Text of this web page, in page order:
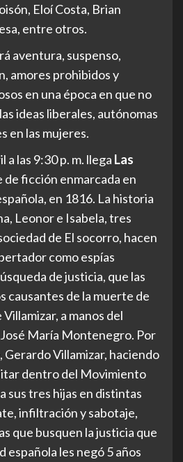
Eloí Costa, Brian
entre otros.
aventura, suspenso,
amores prohibidos y
en una época en que no
ideas liberales, autónomas
en las mujeres.
a las 9:30 p. m. llega Las
de ficción enmarcada en
en 1816. La historia
Leonor e Isabela, tres
de El socorro, hacen
como espías
de justicia, que las
causantes de la muerte de
a manos del
María Montenegro. Por
Gerardo Villamizar, haciendo
dentro del Movimiento
sus tres hijas en distintas
infiltración y sabotaje,
que busquen la justicia que
les negó 5 años